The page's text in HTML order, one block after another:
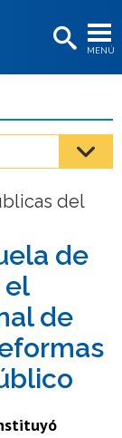
MENÚ
del
de
el
de